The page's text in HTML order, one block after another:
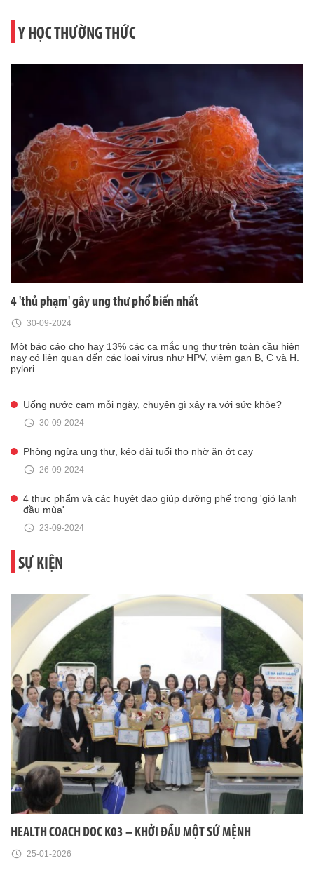
Y HỌC THƯỜNG THỨC
4 'thủ phạm' gây ung thư phổ biến nhất
30-09-2024
Một báo cáo cho hay 13% các ca mắc ung thư trên toàn cầu hiện
nay có liên quan đến các loại virus như HPV, viêm gan B, C và H.
pylori.
Uống nước cam mỗi ngày, chuyện gì xảy ra với sức khỏe?
30-09-2024
Phòng ngừa ung thư, kéo dài tuổi thọ nhờ ăn ớt cay
26-09-2024
4 thực phẩm và các huyệt đạo giúp dưỡng phế trong 'gió lạnh
đầu mùa'
23-09-2024
SỰ KIỆN
HEALTH COACH DOC K03 – KHỞI ĐẦU MỘT SỨ MỆNH
25-01-2026